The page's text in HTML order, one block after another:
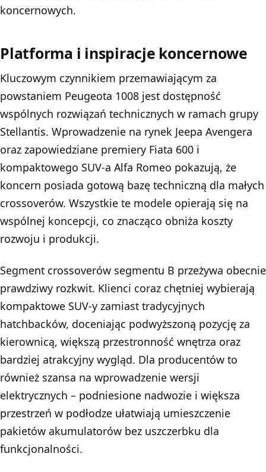
koncernowych.
Platforma i inspiracje koncernowe
Kluczowym czynnikiem przemawiającym za
powstaniem Peugeota 1008 jest dostępność
wspólnych rozwiązań technicznych w ramach grupy
Stellantis. Wprowadzenie na rynek Jeepa Avengera
oraz zapowiedziane premiery Fiata 600 i
kompaktowego SUV-a Alfa Romeo pokazują, że
koncern posiada gotową bazę techniczną dla małych
crossoverów. Wszystkie te modele opierają się na
wspólnej koncepcji, co znacząco obniża koszty
rozwoju i produkcji.
Segment crossoverów segmentu B przeżywa obecnie
prawdziwy rozkwit. Klienci coraz chętniej wybierają
kompaktowe SUV-y zamiast tradycyjnych
hatchbacków, doceniając podwyższoną pozycję za
kierownicą, większą przestronność wnętrza oraz
bardziej atrakcyjny wygląd. Dla producentów to
również szansa na wprowadzenie wersji
elektrycznych – podniesione nadwozie i większa
przestrzeń w podłodze ułatwiają umieszczenie
pakietów akumulatorów bez uszczerbku dla
funkcjonalności.